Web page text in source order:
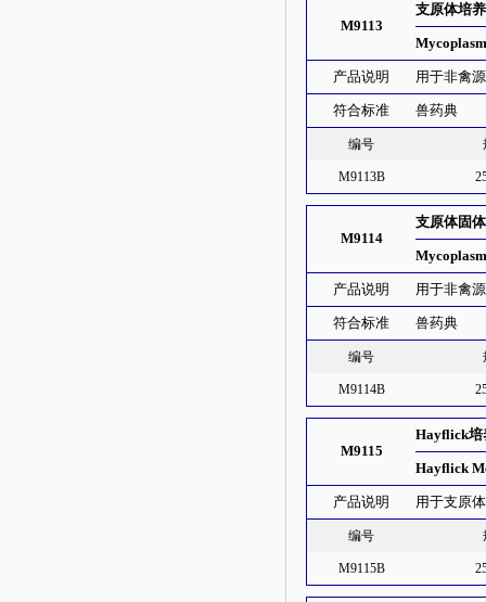
M9113
支原体培
产品说明 用于非禽
符合标准 兽药典
编号
M9113B
M9114
支原体固
产品说明 用于非禽
符合标准 兽药典
编号
M9114B
M9115
Hayflick培
Hayflick
产品说明 用于支原
编号
M9115B